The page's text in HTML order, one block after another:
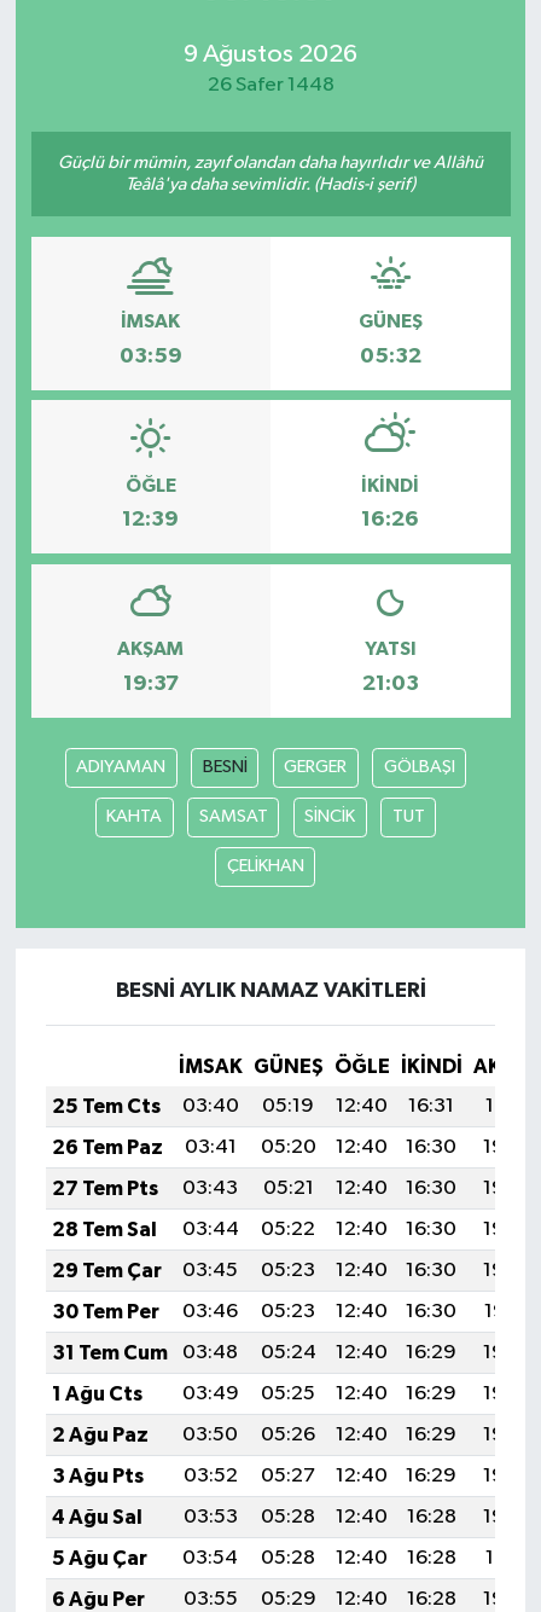
9 Ağustos 2026
26 Safer 1448
Güçlü bir mümin, zayıf olandan daha hayırlıdır ve Allâhü
Teâlâ'ya daha sevimlidir. (Hadis-i şerif)
İMSAK
03:59
GÜNEŞ
05:32
ÖĞLE
12:39
İKINDI
16:26
AKŞAM
19:37
YATSI
21:03
ADIYAMAN BESNİ GERGER GÖLBAŞI
KAHTA SAMSAT SİNCİK TUT
ÇELİKHAN
BESNİ AYLIK NAMAZ VAKITLERI
İMSAK GÜNEŞ ÖĞLE İKINDI
25 Tem Cts
03:40 05:19 12:40 16:31
19:51
26 Tem Paz
03:41 05:20 12:40 16:30
19:50
27 Tem Pts
03:43 05:21 12:40 16:30
19:49
28 Tem Sal
03:44 05:22 12:40 16:30
19:49
29 Tem Çar
03:45 05:23 12:40 16:30
19:48
30 Tem Per
03:46 05:23 12:40 16:30
19:47
31 Tem Cum
03:48 05:24 12:40 16:29
19:46
1 Ağu Cts
03:49 05:25 12:40 16:29
19:45
2 Ağu Paz
03:50 05:26 12:40 16:29
19:44
3 Ağu Pts
03:52 05:27 12:40 16:29
19:43
4 Ağu Sal
03:53 05:28 12:40 16:28
19:42
5 Ağu Çar
03:54 05:28 12:40 16:28
19:41
6 Ağu Per
03:55 05:29 12:40 16:28
19:40
Yaşam